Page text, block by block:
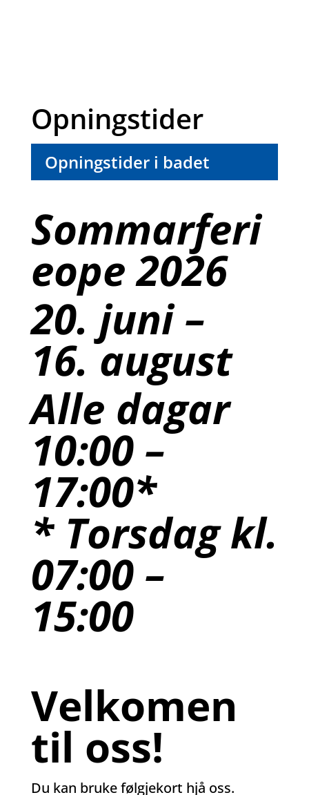
Opningstider
Opningstider i badet
Sommarferi
eope 2026
20. juni –
16. august
Alle dagar
10:00 –
17:00*
* Torsdag kl.
07:00 –
15:00
Velkomen
til oss!
Du kan bruke følgjekort hjå oss.